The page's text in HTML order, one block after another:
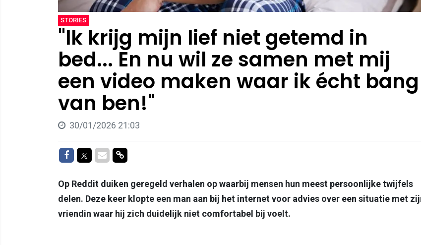
STORIES
"Ik krijg mijn lief niet getemd in
bed... En nu wil ze samen met mij
een video maken waar ik écht bang
van ben!"
30/01/2026 21:03
Delen op Facebook
Delen op Twitter
Delen via Mail
Delen via link
Op Reddit duiken geregeld verhalen op waarbij mensen hun meest persoonlijke twijfels
delen. Deze keer klopte een man aan bij het internet voor advies over een situatie met
vriendin waar hij zich duidelijk niet comfortabel bij voelt.